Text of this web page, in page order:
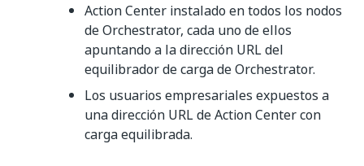
Action Center instalado en todos los nodos
de Orchestrator, cada uno de ellos
apuntando a la dirección URL del
equilibrador de carga de Orchestrator.
Los usuarios empresariales expuestos a
una dirección URL de Action Center con
carga equilibrada.